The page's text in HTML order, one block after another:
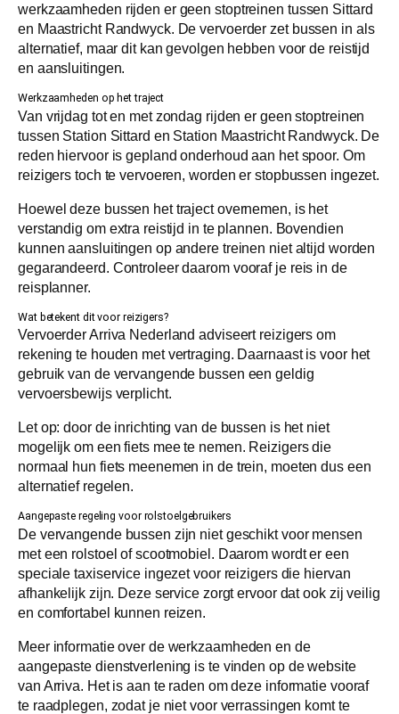
werkzaamheden rijden er geen stoptreinen tussen Sittard
en Maastricht Randwyck. De vervoerder zet bussen in als
alternatief, maar dit kan gevolgen hebben voor de reistijd
en aansluitingen.
Werkzaamheden op het traject
Van vrijdag tot en met zondag rijden er geen stoptreinen
tussen Station Sittard en Station Maastricht Randwyck. De
reden hiervoor is gepland onderhoud aan het spoor. Om
reizigers toch te vervoeren, worden er stopbussen ingezet.
Hoewel deze bussen het traject overnemen, is het
verstandig om extra reistijd in te plannen. Bovendien
kunnen aansluitingen op andere treinen niet altijd worden
gegarandeerd. Controleer daarom vooraf je reis in de
reisplanner.
Wat betekent dit voor reizigers?
Vervoerder Arriva Nederland adviseert reizigers om
rekening te houden met vertraging. Daarnaast is voor het
gebruik van de vervangende bussen een geldig
vervoersbewijs verplicht.
Let op: door de inrichting van de bussen is het niet
mogelijk om een fiets mee te nemen. Reizigers die
normaal hun fiets meenemen in de trein, moeten dus een
alternatief regelen.
Aangepaste regeling voor rolstoelgebruikers
De vervangende bussen zijn niet geschikt voor mensen
met een rolstoel of scootmobiel. Daarom wordt er een
speciale taxiservice ingezet voor reizigers die hiervan
afhankelijk zijn. Deze service zorgt ervoor dat ook zij veilig
en comfortabel kunnen reizen.
Meer informatie over de werkzaamheden en de
aangepaste dienstverlening is te vinden op de website
van Arriva. Het is aan te raden om deze informatie vooraf
te raadplegen, zodat je niet voor verrassingen komt te